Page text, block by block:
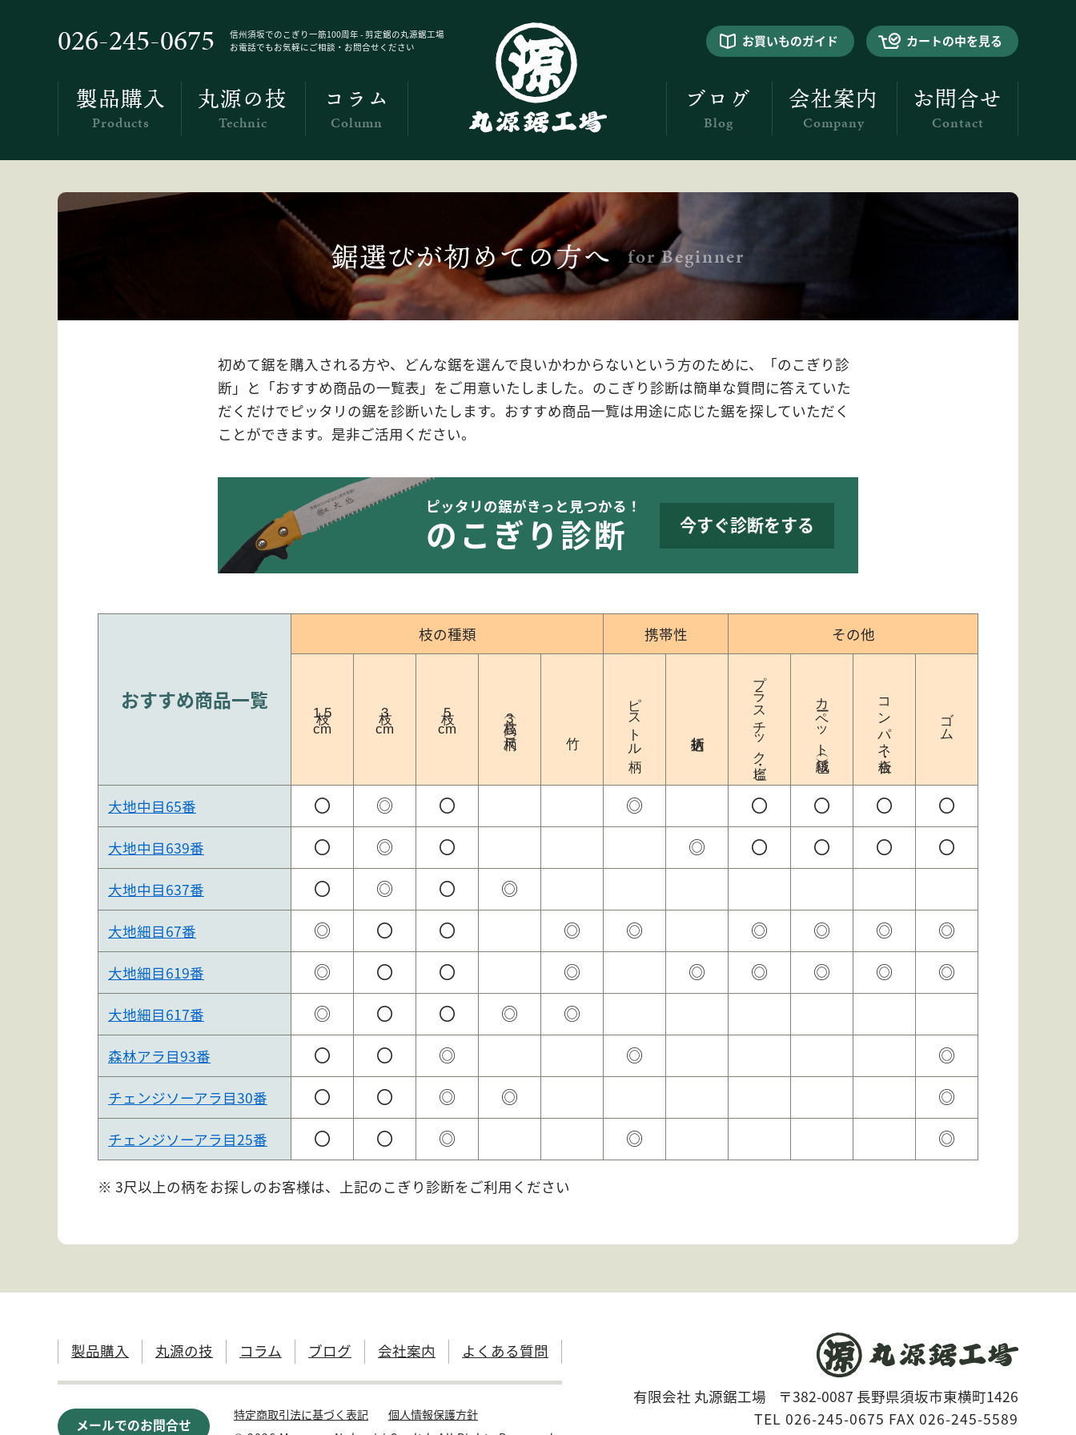
信州須坂でのこぎり一筋100周年 - 剪定鋸の丸源鋸工場
製品購入
Products
丸源の技
Technic
コラム
Column
ブログ
Blog
会社案内
Company
お問合せ
Contact
お買いものガイド カートの中を見る
026-245-0675 お電話でもお気軽にご相談・お問合せください
鋸選びが初めての方へ for Beginner
初めて鋸を購入される方や、どんな鋸を選んで良いかわからないという方のために、「のこぎり診
断」と「おすすめ商品の一覧表」をご用意いたしました。のこぎり診断は簡単な質問に答えていた
だくだけでピッタリの鋸を診断いたします。おすすめ商品一覧は用途に応じた鋸を探していただく
ことができます。是非ご活用ください。
ピッタリの鋸がきっと見つかる！
のこぎり診断 今すぐ診断をする
おすすめ商品一覧
枝の種類 携帯性 その他
1.5
cm
3
cm
5
cm
3 ピストル柄 プラスチック・塩ビ カーペット（絨毯） コンパネ・合板 ゴム
大地中目65番 〇 ◎ 〇 ◎ 〇 〇 〇 〇
大地中目639番 〇 ◎ 〇 ◎ 〇 〇 〇 〇
大地中目637番 〇 ◎ 〇 ◎
大地細目67番 ◎ 〇 〇 ◎ ◎ ◎ ◎ ◎ ◎
大地細目619番 ◎ 〇 〇 ◎ ◎ ◎ ◎ ◎ ◎
大地細目617番 ◎ 〇 〇 ◎ ◎
森林アラ目93番 〇 〇 ◎ ◎ ◎
チェンジソーアラ目30番 〇 〇 ◎ ◎ ◎
チェンジソーアラ目25番 〇 〇 ◎ ◎ ◎
※ 3尺以上の柄をお探しのお客様は、上記のこぎり診断をご利用ください
有限会社 丸源鋸工場
〒382-0087 長野県須坂市東横町1426
TEL 026-245-0675 FAX 026-245-5589
製品購入 丸源の技 コラム ブログ 会社案内 よくある質問
メールでのお問合せ
特定商取引法に基づく表記
個人情報保護方針